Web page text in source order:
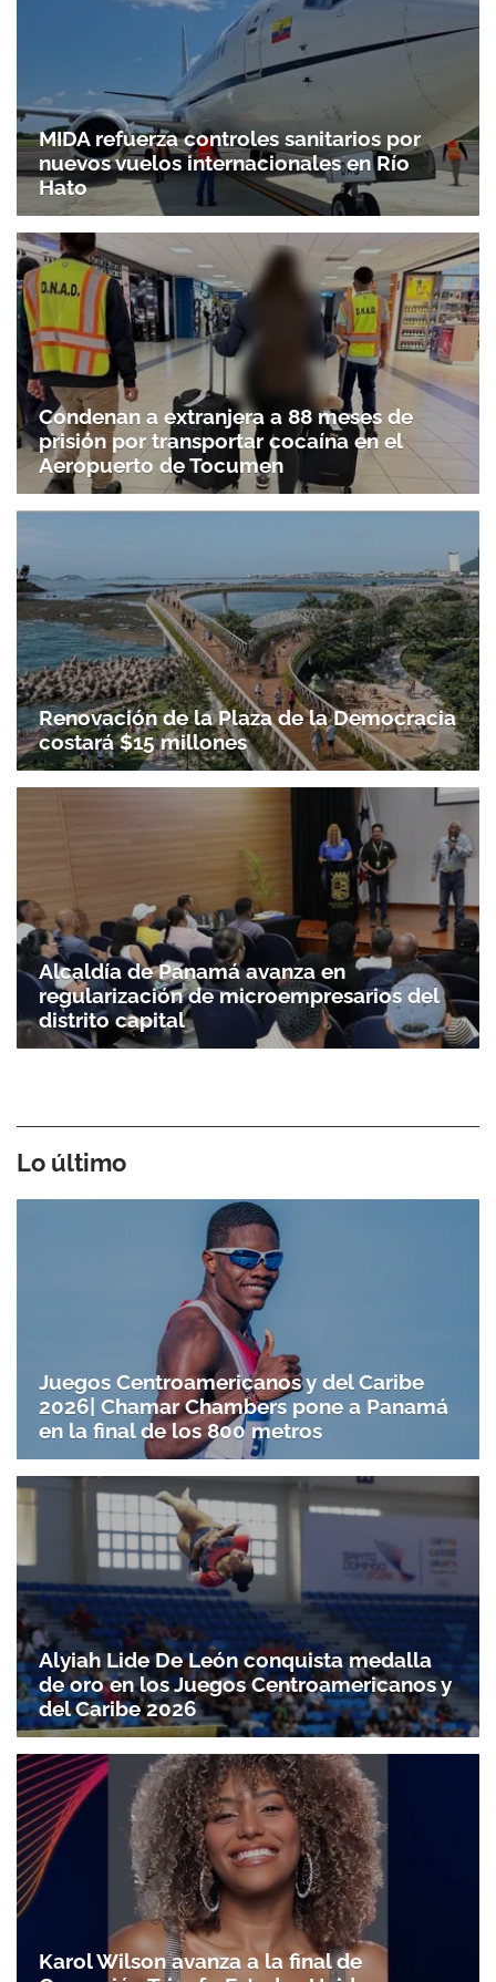
MIDA refuerza controles sanitarios por
nuevos vuelos internacionales en Río
Hato
Condenan a extranjera a 88 meses de
prisión por transportar cocaína en el
Aeropuerto de Tocumen
Renovación de la Plaza de la Democracia
costará $15 millones
Alcaldía de Panamá avanza en
regularización de microempresarios del
distrito capital
Lo último
Juegos Centroamericanos y del Caribe
2026| Chamar Chambers pone a Panamá
en la final de los 800 metros
Alyiah Lide De León conquista medalla
de oro en los Juegos Centroamericanos y
del Caribe 2026
Karol Wilson avanza a la final de